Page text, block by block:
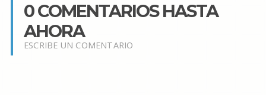
0 COMENTARIOS HASTA
AHORA
ESCRIBE UN COMENTARIO